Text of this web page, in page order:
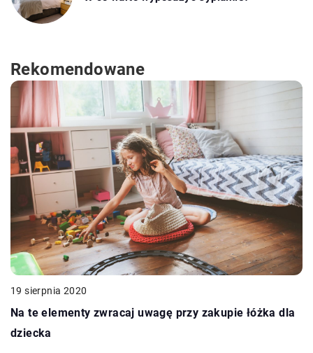
Rekomendowane
19 sierpnia 2020
Na te elementy zwracaj uwagę przy zakupie łóżka dla
dziecka